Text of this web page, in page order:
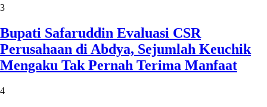
3
Bupati Safaruddin Evaluasi CSR
Perusahaan di Abdya, Sejumlah Keuchik
Mengaku Tak Pernah Terima Manfaat
4